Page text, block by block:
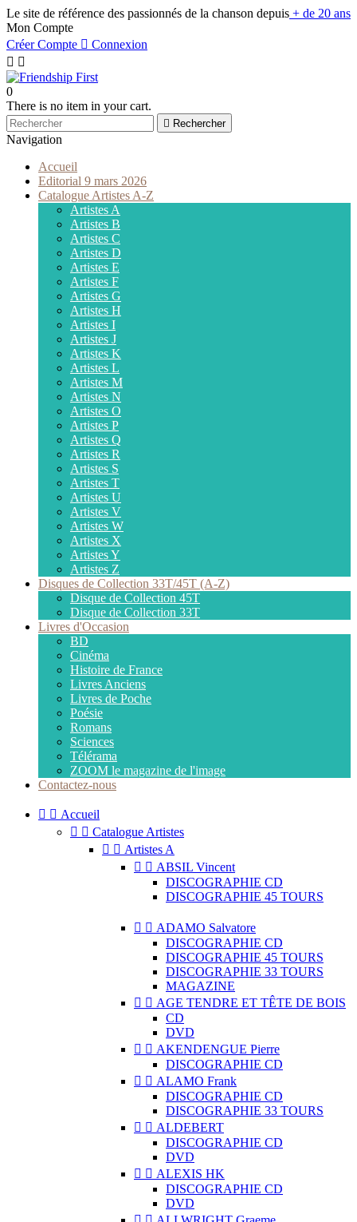
Le site de référence des passionnés de la chanson depuis + de 20 ans
Mon Compte
Créer Compte  Connexion
 
0
There is no item in your cart.
 Rechercher
Navigation
Accueil
Editorial 9 mars 2026
Catalogue Artistes A-Z
Artistes A
Artistes B
Artistes C
Artistes D
Artistes E
Artistes F
Artistes G
Artistes H
Artistes I
Artistes J
Artistes K
Artistes L
Artistes M
Artistes N
Artistes O
Artistes P
Artistes Q
Artistes R
Artistes S
Artistes T
Artistes U
Artistes V
Artistes W
Artistes X
Artistes Y
Artistes Z
Disques de Collection 33T/45T (A-Z)
Disque de Collection 45T
Disque de Collection 33T
Livres d'Occasion
BD
Cinéma
Histoire de France
Livres Anciens
Livres de Poche
Poésie
Romans
Sciences
Télérama
ZOOM le magazine de l'image
Contactez-nous
  Accueil
  Catalogue Artistes
  Artistes A
  ABSIL Vincent
DISCOGRAPHIE CD
DISCOGRAPHIE 45 TOURS
  ADAMO Salvatore
DISCOGRAPHIE CD
DISCOGRAPHIE 45 TOURS
DISCOGRAPHIE 33 TOURS
MAGAZINE
  AGE TENDRE ET TÊTE DE BOIS
CD
DVD
  AKENDENGUE Pierre
DISCOGRAPHIE CD
  ALAMO Frank
DISCOGRAPHIE CD
DISCOGRAPHIE 33 TOURS
  ALDEBERT
DISCOGRAPHIE CD
DVD
  ALEXIS HK
DISCOGRAPHIE CD
DVD